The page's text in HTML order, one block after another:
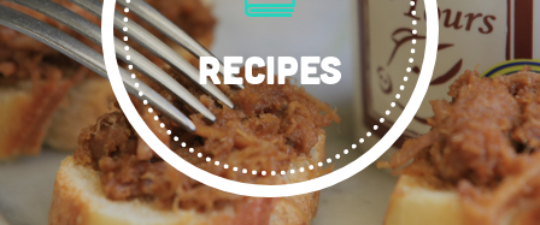
RECIPES